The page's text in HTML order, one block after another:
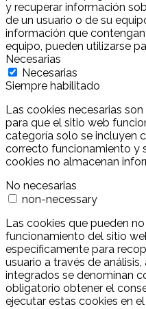
y recuperar información
de un usuario o de su
información que
equipo, pueden utilizarse
Necesarias
Necesarias
Siempre habilitado
Las cookies necesarias
para que el sitio web
categoría solo se incluyen
correcto funcionamiento y
cookies no almacenan
No necesarias
non-necessary
Las cookies que pueden
funcionamiento del sitio
específicamente para
usuario a través de
integrados se denominan
obligatorio obtener el
ejecutar estas cookies en